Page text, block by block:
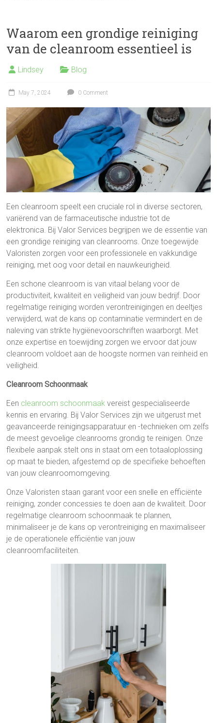
Waarom een grondige reiniging
van de cleanroom essentieel is
Lindsey Blog
May 7, 2024 0 Comment
Een cleanroom speelt een cruciale rol in diverse sectoren,
variërend van de farmaceutische industrie tot de
elektronica. Bij Valor Services begrijpen we de essentie van
een grondige reiniging van cleanrooms. Onze toegewijde
Valoristen zorgen voor een professionele en vakkundige
reiniging, met oog voor detail en nauwkeurigheid.
Een schone cleanroom is van vitaal belang voor de
productiviteit, kwaliteit en veiligheid van jouw bedrijf. Door
regelmatige reiniging worden verontreinigingen en deeltjes
verwijderd, wat de kans op contaminatie vermindert en de
naleving van strikte hygiënevoorschriften waarborgt. Met
onze expertise en toewijding zorgen we ervoor dat jouw
cleanroom voldoet aan de hoogste normen van reinheid en
veiligheid.
Cleanroom Schoonmaak
Een cleanroom schoonmaak vereist gespecialiseerde
kennis en ervaring. Bij Valor Services zijn we uitgerust met
geavanceerde reinigingsapparatuur en -technieken om zelfs
de meest gevoelige cleanrooms grondig te reinigen. Onze
flexibele aanpak stelt ons in staat om een totaaloplossing
op maat te bieden, afgestemd op de specifieke behoeften
van jouw cleanroomomgeving.
Onze Valoristen staan garant voor een snelle en efficiënte
reiniging, zonder concessies te doen aan de kwaliteit. Door
regelmatige cleanroom schoonmaak te plannen,
minimaliseer je de kans op verontreiniging en maximaliseer
je de operationele efficiëntie van jouw
cleanroomfaciliteiten.